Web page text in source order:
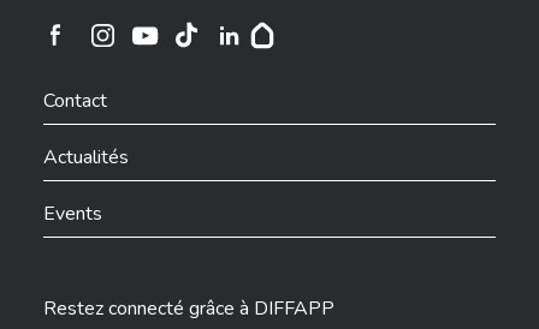
Ville de Differdange sur Instagram
Contact
Actualités
Events
Restez connecté grâce à DIFFAPP